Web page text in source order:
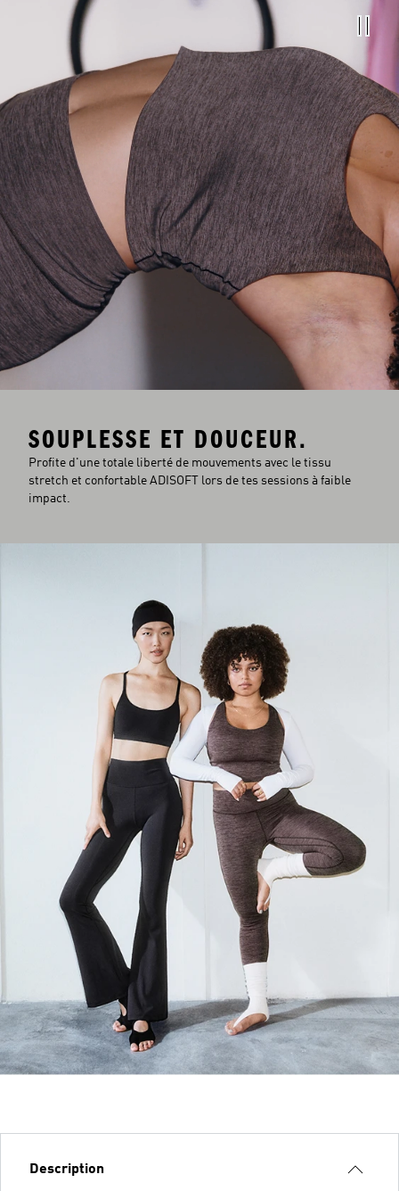
SOUPLESSE ET DOUCEUR.
Profite d'une totale liberté de mouvements avec le tissu
stretch et confortable ADISOFT lors de tes sessions à faible
impact.
Description